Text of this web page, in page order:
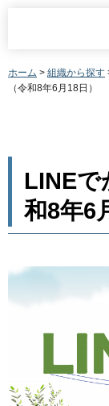
ホーム > 組織から探す
（令和8年6月18日）
LINE
和8年6